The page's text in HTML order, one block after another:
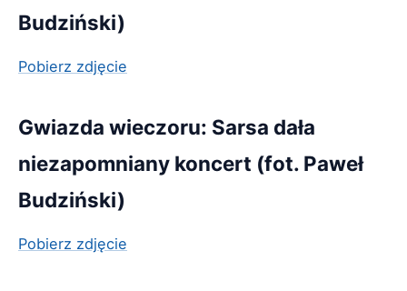
Budziński)
Pobierz zdjęcie
Gwiazda wieczoru: Sarsa dała
niezapomniany koncert (fot. Paweł
Budziński)
Pobierz zdjęcie